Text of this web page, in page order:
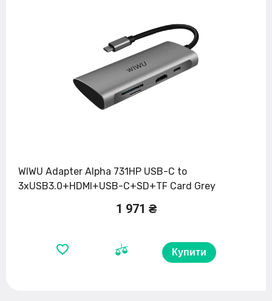
WIWU Adapter Alpha 731HP USB-C to
3xUSB3.0+HDMI+USB-C+SD+TF Card Grey
1 971 ₴
Купити